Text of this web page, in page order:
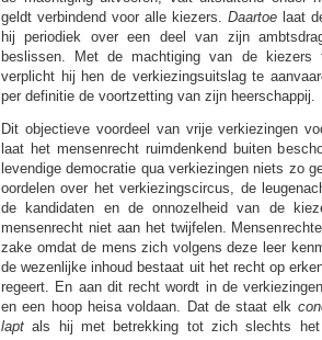
geldt verbindend voor alle kiezers. Daartoe laat
hij periodiek over een deel van zijn
beslissen. Met de machtiging van de kiezers
verplicht hij hen de verkiezingsuitslag te
per definitie de voortzetting van zijn heerschappij.
Dit objectieve voordeel van vrije verkiezingen
laat het mensenrecht ruimdenkend buiten
levendige democratie qua verkiezingen niets zo
oordelen over het verkiezingscircus, de
de kandidaten en de onnozelheid van de
mensenrecht niet aan het twijfelen.
zake omdat de mens zich volgens deze leer
de wezenlijke inhoud bestaat uit het recht op
regeert. En aan dit recht wordt in de
en een hoop heisa voldaan. Dat de staat elk
laptals hij met betrekking tot zich slechts